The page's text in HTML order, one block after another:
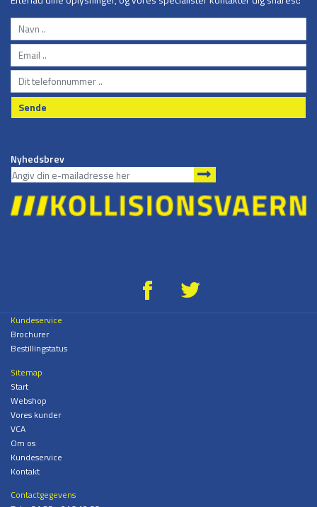
Sende
Nyhedsbrev
g *
Kundeservice
Brochurer
Bestillingstatus
Sitemap
Start
Webshop
Vores kunder
VCA
Om os
Kundeservice
Kontakt
Contactgegevens